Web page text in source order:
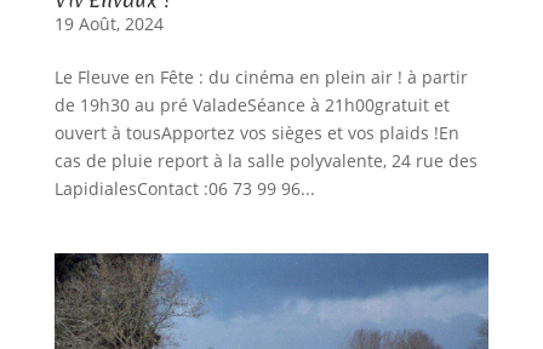
19 Août, 2024
Le Fleuve en Fête : du cinéma en plein air ! à partir
de 19h30 au pré ValadeSéance à 21h00gratuit et
ouvert à tousApportez vos sièges et vos plaids !En
cas de pluie report à la salle polyvalente, 24 rue des
LapidialesContact :06 73 99 96...